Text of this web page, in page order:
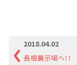
2018.04.02
長根展示場へ！！